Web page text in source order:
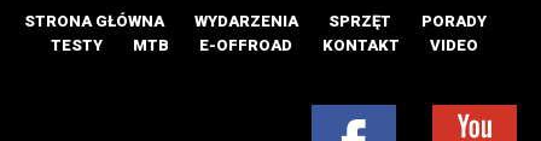
STRONA GŁÓWNA WYDARZENIA SPRZĘT
PORADY
TESTY
MTB E-OFFROAD KONTAKT VIDEO